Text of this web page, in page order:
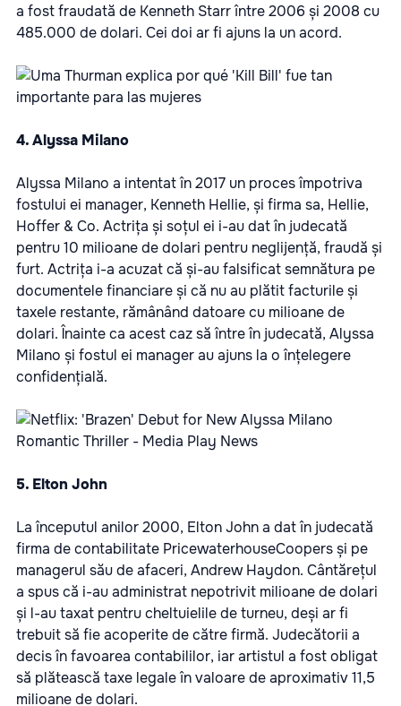
a fost fraudată de Kenneth Starr între 2006 și 2008 cu
485.000 de dolari. Cei doi ar fi ajuns la un acord.
4. Alyssa Milano
Alyssa Milano a intentat în 2017 un proces împotriva
fostului ei manager, Kenneth Hellie, și firma sa, Hellie,
Hoffer & Co. Actrița și soțul ei i-au dat în judecată
pentru 10 milioane de dolari pentru neglijență, fraudă și
furt. Actrița i-a acuzat că și-au falsificat semnătura pe
documentele financiare și că nu au plătit facturile și
taxele restante, rămânând datoare cu milioane de
dolari. Înainte ca acest caz să între în judecată, Alyssa
Milano și fostul ei manager au ajuns la o înțelegere
confidențială.
5. Elton John
La începutul anilor 2000, Elton John a dat în judecată
firma de contabilitate PricewaterhouseCoopers și pe
managerul său de afaceri, Andrew Haydon. Cântărețul
a spus că i-au administrat nepotrivit milioane de dolari
și l-au taxat pentru cheltuielile de turneu, deși ar fi
trebuit să fie acoperite de către firmă. Judecătorii a
decis în favoarea contabililor, iar artistul a fost obligat
să plătească taxe legale în valoare de aproximativ 11,5
milioane de dolari.